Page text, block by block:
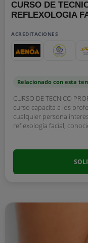
CURSO DE
REFLEXOLOGIA
ACREDITACIONES
Relacionado con esta
CURSO DE TECNICO
curso capacita a los
cualquier persona
reflexología facial,